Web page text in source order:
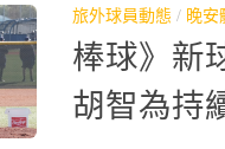
旅外球員動態 / 晚安
棒球》新
胡智為持